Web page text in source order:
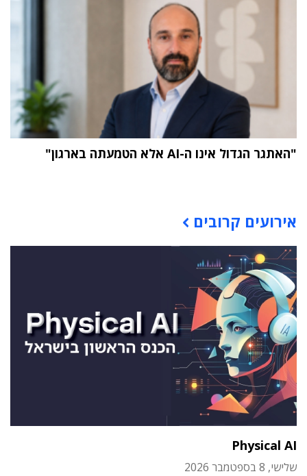
"האתגר הגדול אינו ה-AI אלא הטמעתה בארגון"
אירועים קרובים
Physical AI
שלישי, 8 בספטמבר 2026